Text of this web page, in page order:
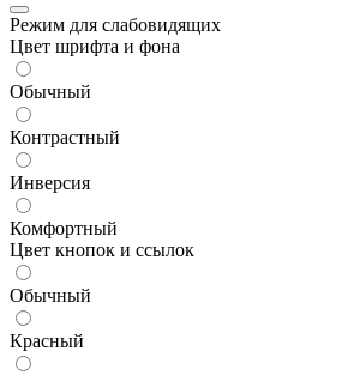
Режим для слабовидящих
Цвет шрифта и фона
Обычный
Контрастный
Инверсия
Комфортный
Цвет кнопок и ссылок
Обычный
Красный